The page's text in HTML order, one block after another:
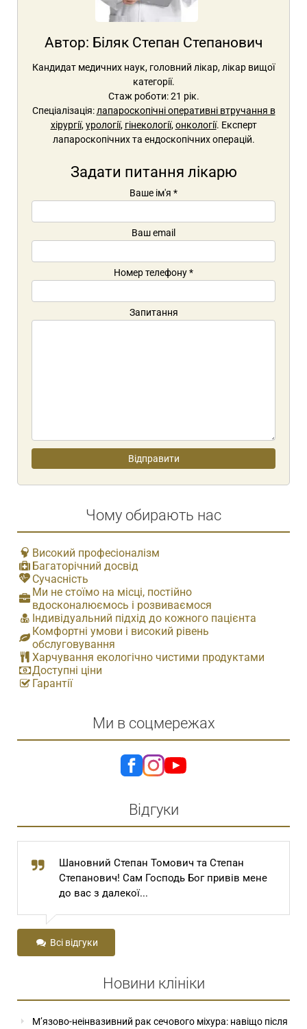
Автор: Біляк Степан Степанович
Кандидат медичних наук, головний лікар, лікар вищої
категорії.
Стаж роботи: 21 рік.
Спеціалізація:лапароскопічні оперативні втручання в
хірургії,урології, гінекології,онкології. Експерт
лапароскопічних та ендоскопічних операцій.
Задати питання лікарю
Ваше ім'я *
Ваш email
Номер телефону*
Запитання
Чому обирають нас
Високий професіоналізм
Багаторічний досвід
Сучасність
Ми не стоїмо на місці, постійно
вдосконалюємось і розвиваємося
Індивідуальний підхід до кожного пацієнта
Комфортні умови і високий рівень
обслуговування
Харчування екологічно чистими продуктами
Доступні ціни
Гарантії
Ми в соцмережах
Відгуки
Шановний Степан Томович та Степан
Степанович! Сам Господь Бог привів мене
до вас з далекої...
Всі відгуки
Новини клініки
М’язово-неінвазивний рак сечового міхура: навіщо після